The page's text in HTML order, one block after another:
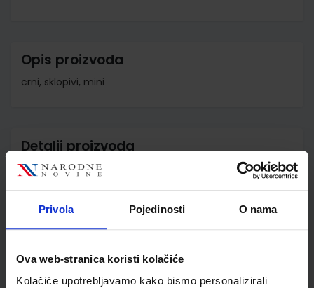
Privola Pojedinosti O nama
Ova web-stranica koristi kolačiće
Kolačiće upotrebljavamo kako bismo personalizirali
Opis proizvoda
crni, sklopivi, mini
Detalji proizvoda
Šifra proizvoda
Jedinična mjera
kom